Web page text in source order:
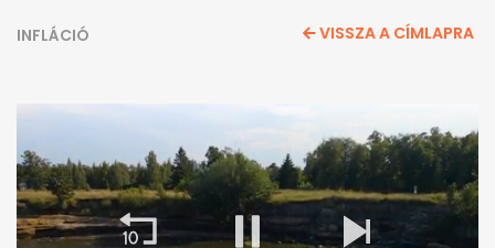
INFLÁCIÓ VISSZA A CÍMLAPRA